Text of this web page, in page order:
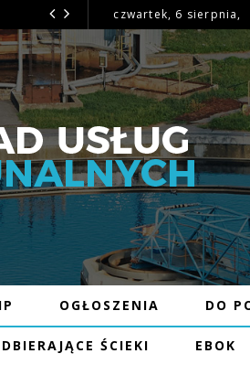
OGŁOSZENIE
czwartek, 6 sierpnia,
2026
OGŁOSZENIA DO
ŚCIEKI EBOK